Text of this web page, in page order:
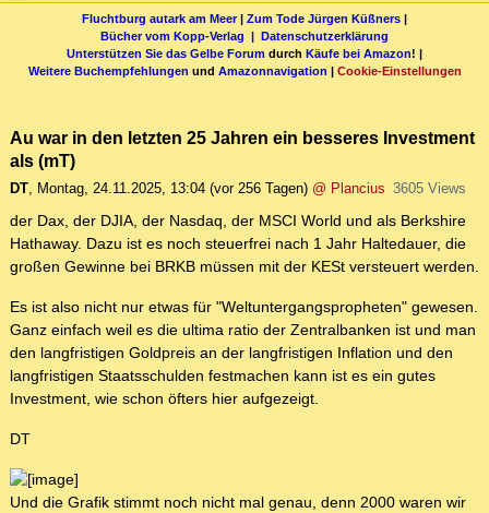
Fluchtburg autark am Meer| Zum Tode Jürgen Küßners |
Bücher vom Kopp-Verlag | Datenschutzerklärung
Unterstützen Sie das Gelbe Forum durch Käufe bei Amazon! |
Weitere Buchempfehlungen und Amazonnavigation | Cookie-Einstellungen
Au war in den letzten 25 Jahren ein besseres Investment
als (mT)
DT, Montag, 24.11.2025, 13:04 (vor 256 Tagen) @ Plancius 3605 Views
der Dax, der DJIA, der Nasdaq, der MSCI World und als Berkshire
Hathaway. Dazu ist es noch steuerfrei nach 1 Jahr Haltedauer, die
großen Gewinne bei BRKB müssen mit der KESt versteuert werden.
Es ist also nicht nur etwas für "Weltuntergangspropheten" gewesen.
Ganz einfach weil es die ultima ratio der Zentralbanken ist und man
den langfristigen Goldpreis an der langfristigen Inflation und den
langfristigen Staatsschulden festmachen kann ist es ein gutes
Investment, wie schon öfters hier aufgezeigt.
DT
Und die Grafik stimmt noch nicht mal genau, denn 2000 waren wir